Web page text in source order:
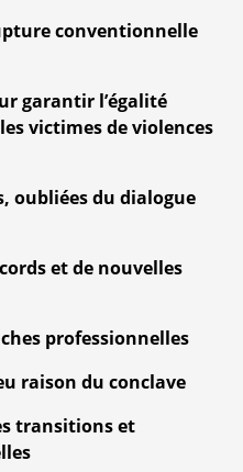
conventionnelle
garantir l’égalité
victimes de violences
oubliées du dialogue
et de nouvelles
professionnelles
raison du conclave
transitions et